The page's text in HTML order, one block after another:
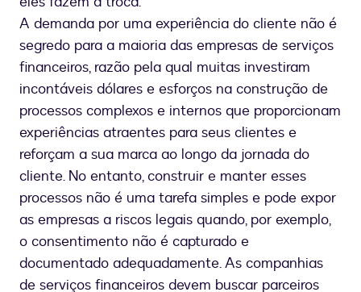
A demanda por uma experiência do cliente não é
segredo para a maioria das empresas de serviços
financeiros, razão pela qual muitas investiram
incontáveis dólares e esforços na construção de
processos complexos e internos que proporcionam
experiências atraentes para seus clientes e
reforçam a sua marca ao longo da jornada do
cliente. No entanto, construir e manter esses
processos não é uma tarefa simples e pode expor
as empresas a riscos legais quando, por exemplo,
o consentimento não é capturado e
documentado adequadamente. As companhias
de serviços financeiros devem buscar parceiros